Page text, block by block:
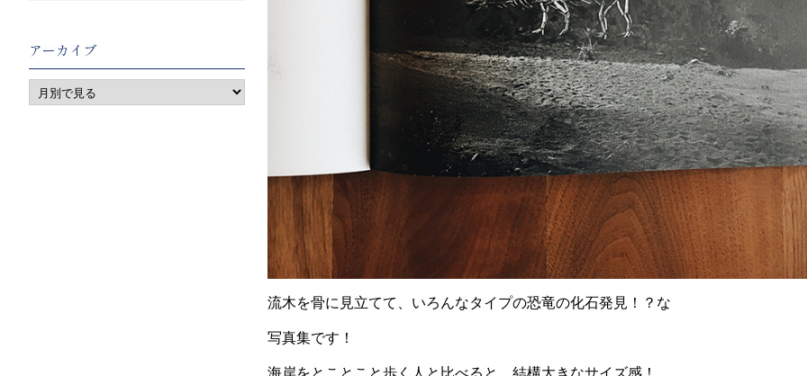
流木を骨に見立てて、いろんなタイプの恐竜の化石発見！？な
写真集です！
海岸をとことこと歩く人と比べると、結構大きなサイズ感！
アーカイブ